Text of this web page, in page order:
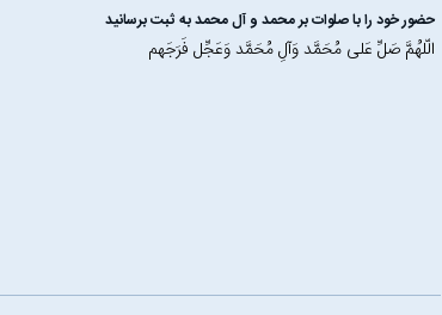
حضور خود را با صلوات بر محمد و آل محمد به ثبت برسانید
الّلهُمَّ صَلِّ عَلی مُحَمَّد وَآلِ مُحَمَّد وَعَجِّل فَرَجَهم